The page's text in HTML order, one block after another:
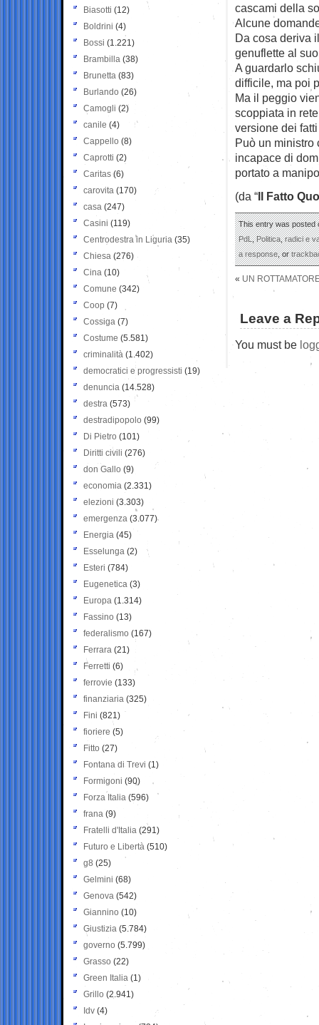
cascami della
Alcune
Da cosa deriva
genuflette al
A guardarlo
difficile, ma poi
Ma il peggio
scoppiata in
versione dei
Può un ministro
incapace di
portato a
(da “Il Fatto
This entry was posted
PdL,Politica,radici e
a response, or
« UN
Leave a
You must be
Biasotti (12)
Boldrini (4)
Bossi (1.221)
Brambilla (38)
Brunetta (83)
Burlando (26)
Camogli (2)
canile (4)
Cappello (8)
Caprotti (2)
Caritas (6)
carovita (170)
casa (247)
Casini (119)
Centrodestra in Liguria (35)
Chiesa (276)
Cina (10)
Comune (342)
Coop (7)
Cossiga (7)
Costume (5.581)
criminalità (1.402)
democratici e progressisti (19)
denuncia (14.528)
destra (573)
destradipopolo (99)
Di Pietro (101)
Diritti civili (276)
don Gallo (9)
economia (2.331)
elezioni (3.303)
emergenza (3.077)
Energia (45)
Esselunga (2)
Esteri (784)
Eugenetica (3)
Europa (1.314)
Fassino (13)
federalismo (167)
Ferrara (21)
Ferretti (6)
ferrovie (133)
finanziaria (325)
Fini (821)
fioriere (5)
Fitto (27)
Fontana di Trevi (1)
Formigoni (90)
Forza Italia (596)
frana (9)
Fratelli d'Italia (291)
Futuro e Libertà (510)
g8 (25)
Gelmini (68)
Genova (542)
Giannino (10)
Giustizia (5.784)
governo (5.799)
Grasso (22)
Green Italia (1)
Grillo (2.941)
Idv (4)